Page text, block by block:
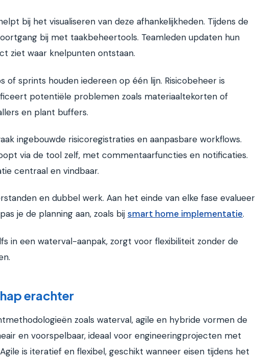
bij het visualiseren van deze afhankelijkheden. Tijdens de
bij met taakbeheertools. Teamleden updaten hun
ziet waar knelpunten ontstaan.
of sprints houden iedereen op één lijn. Risicobeheer is
potentiële problemen zoals materiaaltekorten of
en plant buffers.
ingebouwde risicoregistraties en aanpasbare workflows.
via de tool zelf, met commentaarfuncties en notificaties.
centraal en vindbaar.
en dubbel werk. Aan het einde van elke fase evalueer
je de planning aan, zoals bij smart home implementatie.
in een waterval-aanpak, zorgt voor flexibiliteit zonder de
erachter
zoals waterval, agile en hybride vormen de
en voorspelbaar, ideaal voor engineeringprojecten met
is iteratief en flexibel, geschikt wanneer eisen tijdens het